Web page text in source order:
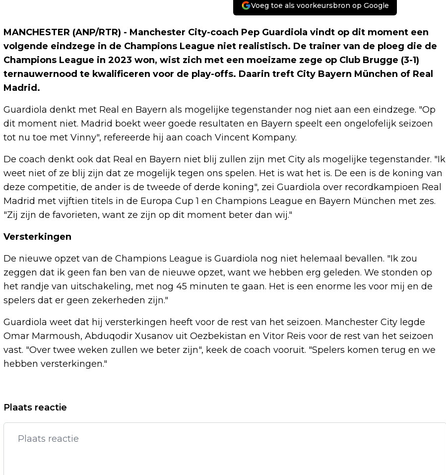
Voeg toe als voorkeursbron op Google
MANCHESTER (ANP/RTR) - Manchester City-coach Pep Guardiola vindt op dit moment een
volgende eindzege in de Champions League niet realistisch. De trainer van de ploeg die de
Champions League in 2023 won, wist zich met een moeizame zege op Club Brugge (3-1)
ternauwernood te kwalificeren voor de play-offs. Daarin treft City Bayern München of Real
Madrid.
Guardiola denkt met Real en Bayern als mogelijke tegenstander nog niet aan een eindzege. "Op
dit moment niet. Madrid boekt weer goede resultaten en Bayern speelt een ongelofelijk seizoen
tot nu toe met Vinny", refereerde hij aan coach Vincent Kompany.
De coach denkt ook dat Real en Bayern niet blij zullen zijn met City als mogelijke tegenstander. "Ik
weet niet of ze blij zijn dat ze mogelijk tegen ons spelen. Het is wat het is. De een is de koning van
deze competitie, de ander is de tweede of derde koning", zei Guardiola over recordkampioen Real
Madrid met vijftien titels in de Europa Cup 1 en Champions League en Bayern München met zes.
"Zij zijn de favorieten, want ze zijn op dit moment beter dan wij."
Versterkingen
De nieuwe opzet van de Champions League is Guardiola nog niet helemaal bevallen. "Ik zou
zeggen dat ik geen fan ben van de nieuwe opzet, want we hebben erg geleden. We stonden op
het randje van uitschakeling, met nog 45 minuten te gaan. Het is een enorme les voor mij en de
spelers dat er geen zekerheden zijn."
Guardiola weet dat hij versterkingen heeft voor de rest van het seizoen. Manchester City legde
Omar Marmoush, Abduqodir Xusanov uit Oezbekistan en Vitor Reis voor de rest van het seizoen
vast. "Over twee weken zullen we beter zijn", keek de coach vooruit. "Spelers komen terug en we
hebben versterkingen."
Vorig artikel
NEDERLAND OP WEG NAAR GLASVEZEL:
WAT BETEKENT DIT VOOR JOU?
SHOLEH REZAZADEH SCHRIJFT HET
Plaats reactie